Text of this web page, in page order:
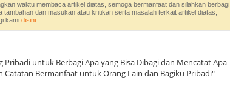
waktu membaca artikel diatas, semoga bermanfaat dan silahkan berbagi
dan masukan atau kritikan serta masalah terkait artikel diatas,
kami disini.
Pribadi untuk Berbagi Apa yang Bisa Dibagi dan Mencatat Apa
Catatan Bermanfaat untuk Orang Lain dan Bagiku Pribadi"